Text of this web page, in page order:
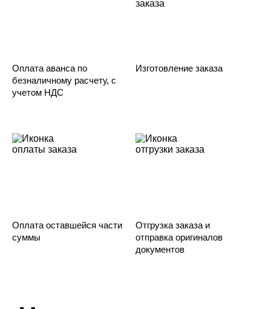
Оплата аванса по
безналичному расчету, с
учетом НДС
Изготовление заказа
Оплата оставшейся части
суммы
Отгрузка заказа и
отправка оригиналов
документов